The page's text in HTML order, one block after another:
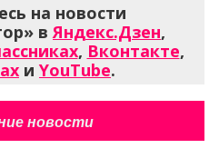
на новости
в Яндекс.Дзен,
, Вконтакте,
и YouTube.
новости